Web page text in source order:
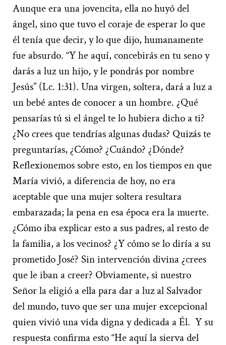
Aunque era una jovencita, ella no huyó del
ángel, sino que tuvo el coraje de esperar lo que
él tenía que decir, y lo que dijo, humanamente
fue absurdo. “Y he aquí, concebirás en tu seno y
darás a luz un hijo, y le pondrás por nombre
Jesús” (Lc. 1:31). Una virgen, soltera, dará a luz a
un bebé antes de conocer a un hombre. ¿Qué
pensarías tú si el ángel te lo hubiera dicho a ti?
¿No crees que tendrías algunas dudas? Quizás te
preguntarías, ¿Cómo? ¿Cuándo? ¿Dónde?
Reflexionemos sobre esto, en los tiempos en que
María vivió, a diferencia de hoy, no era
aceptable que una mujer soltera resultara
embarazada; la pena en esa época era la muerte.
¿Cómo iba explicar esto a sus padres, al resto de
la familia, a los vecinos? ¿Y cómo se lo diría a su
prometido José? Sin intervención divina ¿crees
que le iban a creer? Obviamente, si nuestro
Señor la eligió a ella para dar a luz al Salvador
del mundo, tuvo que ser una mujer excepcional
quien vivió una vida digna y dedicada a Él. Y su
respuesta confirma esto “He aquí la sierva del